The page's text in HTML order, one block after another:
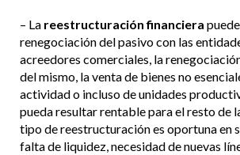
– La reestructuración financiera
renegociación del pasivo con las
acreedores comerciales, la
del mismo, la venta de bienes no
actividad o incluso de unidades
pueda resultar rentable para el resto de
tipo de reestructuración es oportuna en
falta de liquidez, necesidad de nuevas